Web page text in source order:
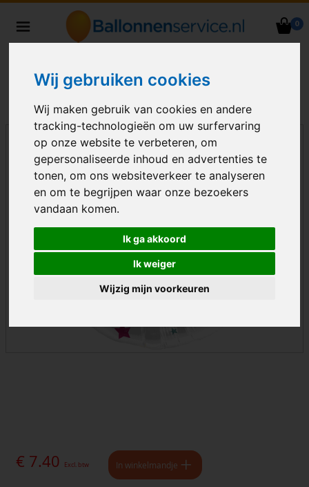
Wij gebruiken cookies
Wij maken gebruik van cookies en andere
tracking-technologieën om uw surfervaring
op onze website te verbeteren, om
gepersonaliseerde inhoud en advertenties te
tonen, om ons websiteverkeer te analyseren
en om te begrijpen waar onze bezoekers
vandaan komen.
Ik ga akkoord
Ik weiger
Wijzig mijn voorkeuren
0
Nederland
€ 7.40 Excl. btw In winkelmandje